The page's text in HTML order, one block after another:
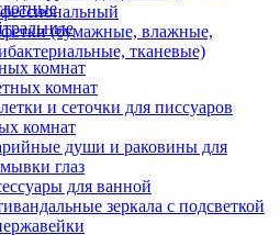
(бумажные, влажные,
тканевые)
комнат
комнат
и сеточки для писсуаров
комнат
души и раковины для
глаз
для ванной
зеркала с подсветкой